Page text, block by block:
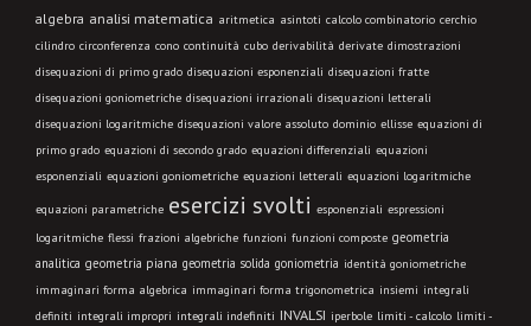
algebra analisi matematica aritmetica asintoti calcolo combinatorio cerchio
cilindro circonferenza cono continuità cubo derivabilità derivate dimostrazioni
disequazioni di primo grado disequazioni esponenziali disequazioni fratte
disequazioni goniometriche disequazioni irrazionali disequazioni letterali
disequazioni logaritmiche disequazioni valore assoluto dominio ellisse equazioni di
primo grado equazioni di secondo grado equazioni differenziali equazioni
esponenziali equazioni goniometriche equazioni letterali equazioni logaritmiche
equazioni parametriche esercizi svolti esponenziali espressioni
logaritmiche flessi frazioni algebriche funzioni funzioni composte geometria
analitica geometria piana geometria solida goniometria identità goniometriche
immaginari forma algebrica immaginari forma trigonometrica insiemi integrali
definiti integrali impropri integrali indefiniti INVALSI iperbole limiti - calcolo limiti -